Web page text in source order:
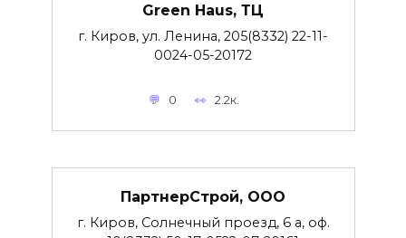
Green Haus, ТЦ
г. Киров, ул. Ленина, 205(8332) 22-11-
0024-05-20172
0 2.2к.
ПартнерСтрой, ООО
г. Киров, Солнечный проезд, 6 а, оф.